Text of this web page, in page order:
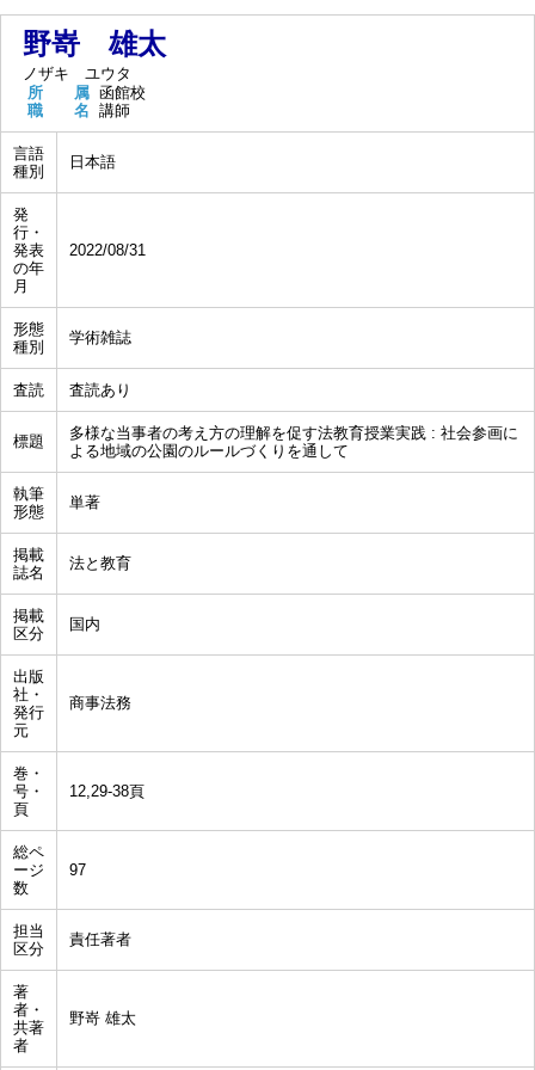
野嵜 雄太
ノザキ ユウタ
所 属 函館校
職 名 講師
言語
種別
日本語
発
行・
発表
の年
月
2022/08/31
形態
種別
学術雑誌
査読 査読あり
標題
多様な当事者の考え方の理解を促す法教育授業実践 : 社会参画に
よる地域の公園のルールづくりを通して
執筆
形態
単著
掲載
誌名
法と教育
掲載
区分
国内
出版
社・
発行
元
商事法務
巻・
号・
頁
12,29-38頁
総ペ
ージ
数
97
担当
区分
責任著者
著
者・
共著
者
野嵜 雄太